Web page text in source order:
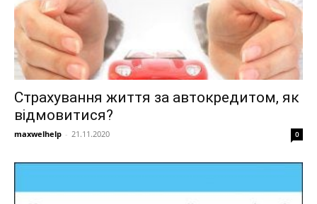
Страхування життя за автокредитом, як
відмовитися?
maxwelhelp - 21.11.2020 0